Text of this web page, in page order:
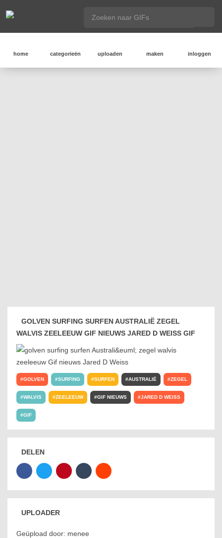
home categorieën uploaden maken inloggen
GOLVEN SURFING SURFEN AUSTRALIË ZEGEL
WALVIS ZEELEEUW GIF NIEUWS JARED D WEISS GIF
GOLVEN SURFING SURFEN AUSTRALIË ZEGEL
WALVIS ZEELEEUW GIF NIEUWS JARED D WEISS
GIF
DELEN
UPLOADER
Geüpload door: menee